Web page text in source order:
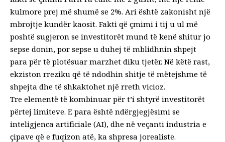
kulmore prej më shumë se 2%. Ari është zakonisht një
mbrojtje kundër kaosit. Fakti që çmimi i tij u ul më
poshtë sugjeron se investitorët mund të kenë shitur jo
sepse donin, por sepse u duhej të mblidhnin shpejt
para për të plotësuar marzhet diku tjetër. Në këtë rast,
ekziston rreziku që të ndodhin shitje të mëtejshme të
shpejta dhe të shkaktohet një rreth vicioz.
Tre elementë të kombinuar për t’i shtyrë investitorët
përtej limiteve. E para është ndërgjegjësimi se
inteligjenca artificiale (AI), dhe në veçanti industria e
çipave që e fuqizon atë, ka shpresa jorealiste.